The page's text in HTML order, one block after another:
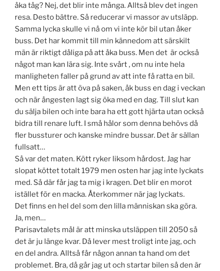
åka tåg? Nej, det blir inte många. Alltså blev det ingen
resa. Desto bättre. Så reducerar vi massor av utsläpp.
Samma lycka skulle vi nå om vi inte kör bil utan åker
buss. Det har kommit till min kännedom att särskilt
män är riktigt dåliga på att åka buss. Men det är också
något man kan lära sig. Inte svårt , om nu inte hela
manligheten faller på grund av att inte få ratta en bil.
Men ett tips är att öva på saken, åk buss en dag i veckan
och när ångesten lagt sig öka med en dag. Till slut kan
du sälja bilen och inte bara ha ett gott hjärta utan också
bidra till renare luft. I små hålor som denna behövs då
fler bussturer och kanske mindre bussar. Det är sällan
fullsatt…
Så var det maten. Kött ryker liksom hårdost. Jag har
slopat köttet totalt 1979 men osten har jag inte lyckats
med. Så där får jag ta mig i kragen. Det blir en morot
istället för en macka. Återkommer när jag lyckats.
Det finns en hel del som den lilla människan ska göra.
Ja, men…
Parisavtalets mål är att minska utsläppen till 2050 så
det är ju länge kvar. Då lever mest troligt inte jag, och
en del andra. Alltså får någon annan ta hand om det
problemet. Bra, då går jag ut och startar bilen så den är